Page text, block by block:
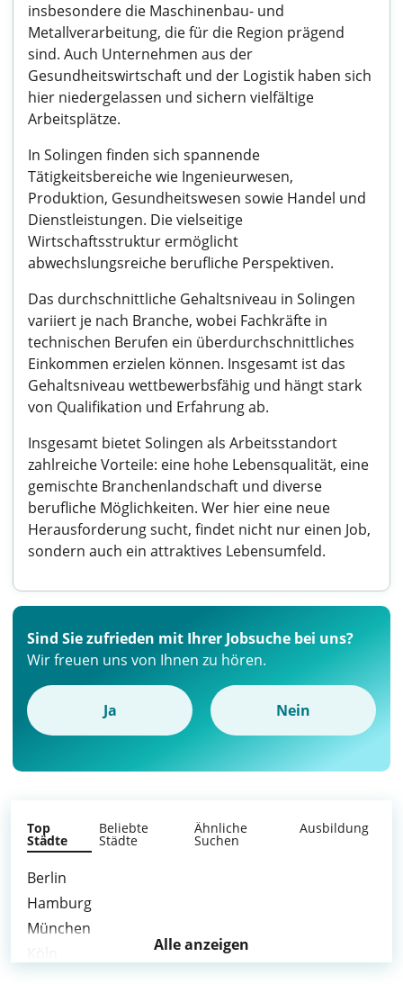
insbesondere die Maschinenbau- und
Metallverarbeitung, die für die Region prägend
sind. Auch Unternehmen aus der
Gesundheitswirtschaft und der Logistik haben sich
hier niedergelassen und sichern vielfältige
Arbeitsplätze.
In Solingen finden sich spannende
Tätigkeitsbereiche wie Ingenieurwesen,
Produktion, Gesundheitswesen sowie Handel und
Dienstleistungen. Die vielseitige
Wirtschaftsstruktur ermöglicht
abwechslungsreiche berufliche Perspektiven.
Das durchschnittliche Gehaltsniveau in Solingen
variiert je nach Branche, wobei Fachkräfte in
technischen Berufen ein überdurchschnittliches
Einkommen erzielen können. Insgesamt ist das
Gehaltsniveau wettbewerbsfähig und hängt stark
von Qualifikation und Erfahrung ab.
Insgesamt bietet Solingen als Arbeitsstandort
zahlreiche Vorteile: eine hohe Lebensqualität, eine
gemischte Branchenlandschaft und diverse
berufliche Möglichkeiten. Wer hier eine neue
Herausforderung sucht, findet nicht nur einen Job,
sondern auch ein attraktives Lebensumfeld.
Sind Sie zufrieden mit Ihrer Jobsuche bei uns?
Wir freuen uns von Ihnen zu hören.
Ja Nein
Top
Städte
Beliebte
Städte
Ähnliche
Suchen
Ausbildung
Berlin
Hamburg
München
Alle anzeigen